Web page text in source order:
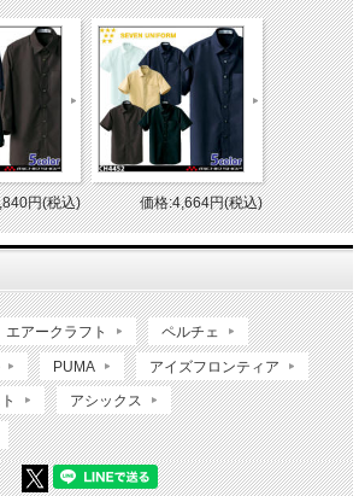
円(税込) 価格:4,664円(税込)
エアークラフト ペルチェ
PUMA アイズフロンティア
アシックス